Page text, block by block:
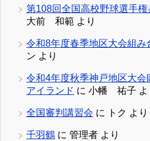
第108回全国高校野球選手
大前 和範 より
令和8年度春季地区大会組み
ン より
令和4年度秋季神戸地区大会
アイランド に 小幡 祐子 よ
全国審判講習会 に トク より
千羽鶴 に 管理者 より